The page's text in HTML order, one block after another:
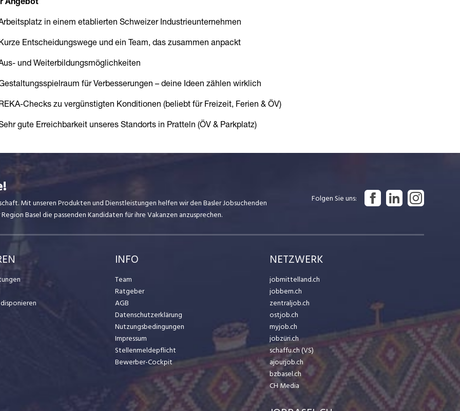
Mit unseren Produkten und Dienstleistungen helfen wir den Basler Jobsuchenden
Basel die passenden Kandidaten für ihre Vakanzen anzusprechen.
Folgen Sie uns
INFO
Team
Ratgeber
AGB
Datenschutzerklärung
Nutzungsbedingungen
Impressum
Stellenmeldepflicht
Bewerber-Cockpit
NETZWERK
jobmittelland.ch
jobbern.ch
zentraljob.ch
ostjob.ch
myjob.ch
jobzüri.ch
schaffu.ch (VS)
ajourjob.ch
bzbasel.ch
CH Media